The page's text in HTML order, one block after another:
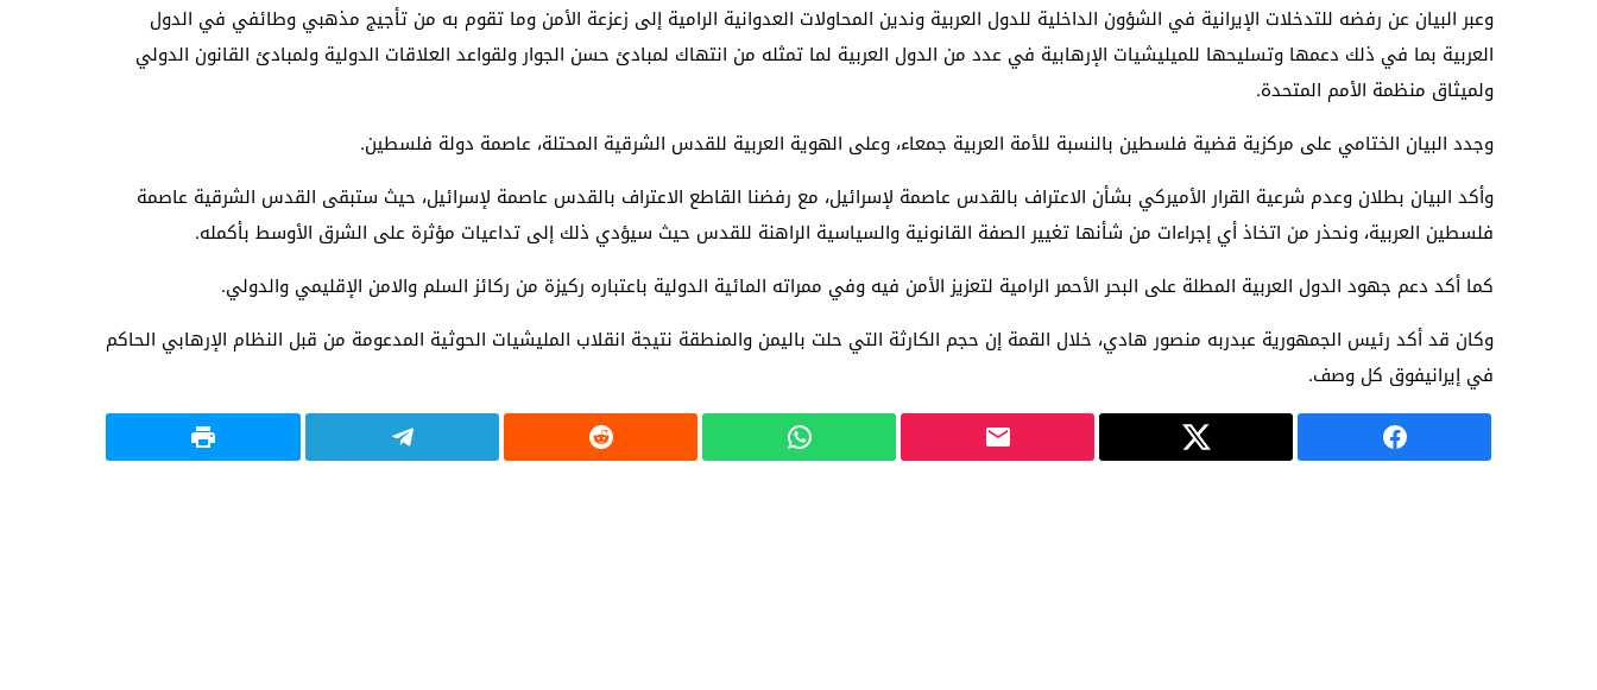
وعبر البيان عن رفضه للتدخلات الإيرانية في الشؤون الداخلية للدول العربية وندين المحاولات العدوانية الرامية إلى زعزعة الأمن وما تقوم به من تأجيج مذهبي وطائفي في الدول
العربية بما في ذلك دعمها وتسليحها للميليشيات الإرهابية في عدد من الدول العربية لما تمثله من انتهاك لمبادئ حسن الجوار ولقواعد العلاقات الدولية ولمبادئ القانون الدولي
ولميثاق منظمة الأمم المتحدة.
وجدد البيان الختامي على مركزية قضية فلسطين بالنسبة للأمة العربية جمعاء، وعلى الهوية العربية للقدس الشرقية المحتلة، عاصمة دولة فلسطين.
وأكد البيان بطلان وعدم شرعية القرار الأميركي بشأن الاعتراف بالقدس عاصمة لإسرائيل، مع رفضنا القاطع الاعتراف بالقدس عاصمة لإسرائيل، حيث ستبقى القدس الشرقية عاصمة
فلسطين العربية، ونحذر من اتخاذ أي إجراءات من شأنها تغيير الصفة القانونية والسياسية الراهنة للقدس حيث سيؤدي ذلك إلى تداعيات مؤثرة على الشرق الأوسط بأكمله.
كما أكد دعم جهود الدول العربية المطلة على البحر الأحمر الرامية لتعزيز الأمن فيه وفي ممراته المائية الدولية باعتباره ركيزة من ركائز السلم والامن الإقليمي والدولي.
وكان قد أكد رئيس الجمهورية عبدربه منصور هادي، خلال القمة إن حجم الكارثة التي حلت باليمن والمنطقة نتيجة انقلاب المليشيات الحوثية المدعومة من قبل النظام الإرهابي الحاكم
في إيرانيفوق كل وصف.